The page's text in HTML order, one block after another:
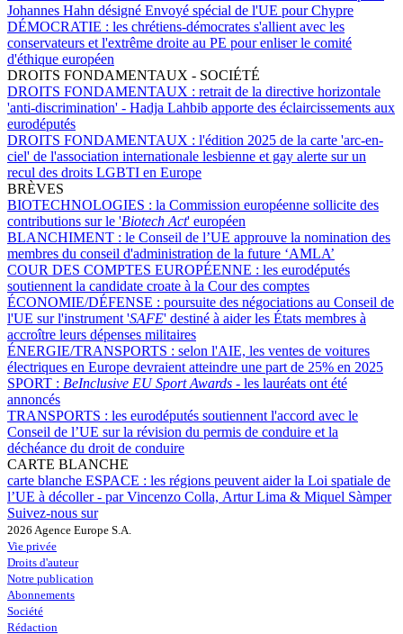
Johannes Hahn désigné Envoyé spécial de l'UE pour Chypre
DÉMOCRATIE : les chrétiens-démocrates s'allient avec les
conservateurs et l'extrême droite au PE pour enliser le comité
d'éthique européen
DROITS FONDAMENTAUX - SOCIÉTÉ
DROITS FONDAMENTAUX : retrait de la directive horizontale
'anti-discrimination' - Hadja Lahbib apporte des éclaircissements aux
eurodéputés
DROITS FONDAMENTAUX : l'édition 2025 de la carte 'arc-en-
ciel' de l'association internationale lesbienne et gay alerte sur un
recul des droits LGBTI en Europe
BRÈVES
BIOTECHNOLOGIES : la Commission européenne sollicite des
contributions sur le 'Biotech Act' européen
BLANCHIMENT : le Conseil de l’UE approuve la nomination des
membres du conseil d'administration de la future ‘AMLA’
COUR DES COMPTES EUROPÉENNE : les eurodéputés
soutiennent la candidate croate à la Cour des comptes
ÉCONOMIE/DÉFENSE : poursuite des négociations au Conseil de
l'UE sur l'instrument 'SAFE' destiné à aider les États membres à
accroître leurs dépenses militaires
ÉNERGIE/TRANSPORTS : selon l'AIE, les ventes de voitures
électriques en Europe devraient atteindre une part de 25% en 2025
SPORT : BeInclusive EU Sport Awards - les lauréats ont été
annoncés
TRANSPORTS : les eurodéputés soutiennent l'accord avec le
Conseil de l’UE sur la révision du permis de conduire et la
déchéance du droit de conduire
CARTE BLANCHE
carte blanche ESPACE : les régions peuvent aider la Loi spatiale de
l’UE à décoller - par Vincenzo Colla, Artur Lima & Miquel Sàmper
Suivez-nous sur
2026 Agence Europe S.A.
Vie privée
Droits d'auteur
Notre publication
Abonnements
Société
Rédaction